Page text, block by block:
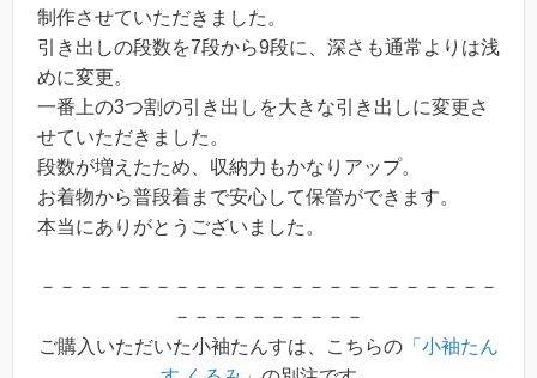
制作させていただきました。
引き出しの段数を7段から9段に、深さも通常よりは浅
めに変更。
一番上の3つ割の引き出しを大きな引き出しに変更さ
せていただきました。
段数が増えたため、収納力もかなりアップ。
お着物から普段着まで安心して保管ができます。
本当にありがとうございました。
－－－－－－－－－－－－－－－－－－－－－－－－
－－－－－－－－－－
ご購入いただいた小袖たんすは、こちらの 「小袖たん